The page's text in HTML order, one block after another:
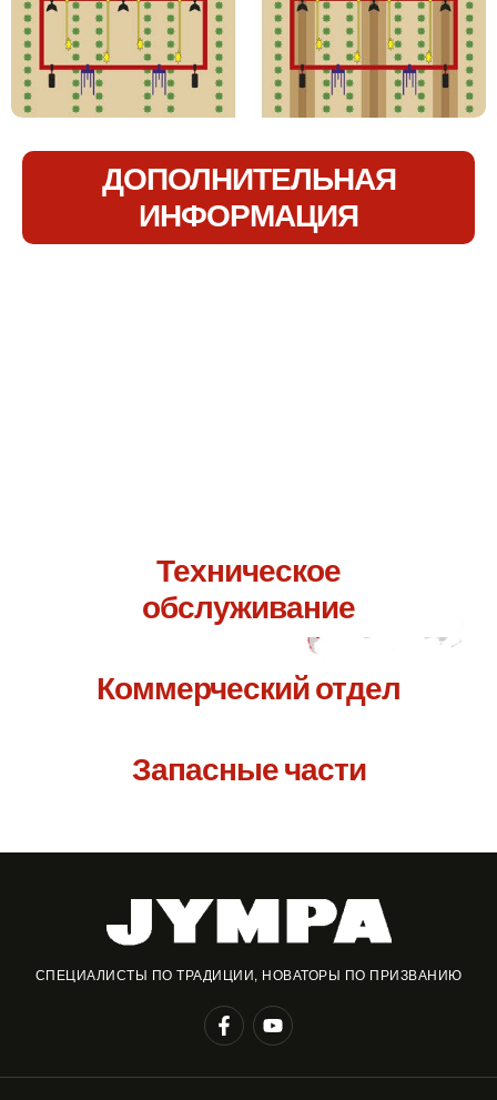
ДОПОЛНИТЕЛЬНАЯ
ИНФОРМАЦИЯ
Техническое
обслуживание
Коммерческий отдел
Запасные части
СПЕЦИАЛИСТЫ ПО ТРАДИЦИИ, НОВАТОРЫ ПО ПРИЗВАНИЮ